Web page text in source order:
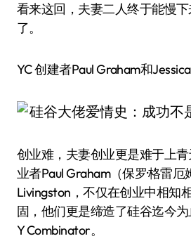
看来这回，夫妻二人终于能慢
了。
YC 创建者Paul Graham和
创业难，夫妻创业更是难于上
业者Paul Graham（保罗·格雷厄
Livingston，不仅在创业中相知
固，他们更是缔造了硅谷迄今
Y Combinator。